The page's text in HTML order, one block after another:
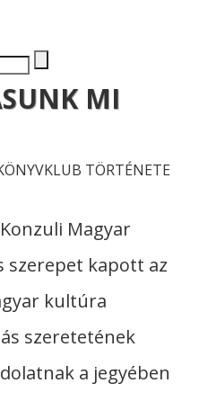
MI
TÖRTÉNETE
Magyar
szerepet kapott az
kultúra
szeretetének
a jegyében